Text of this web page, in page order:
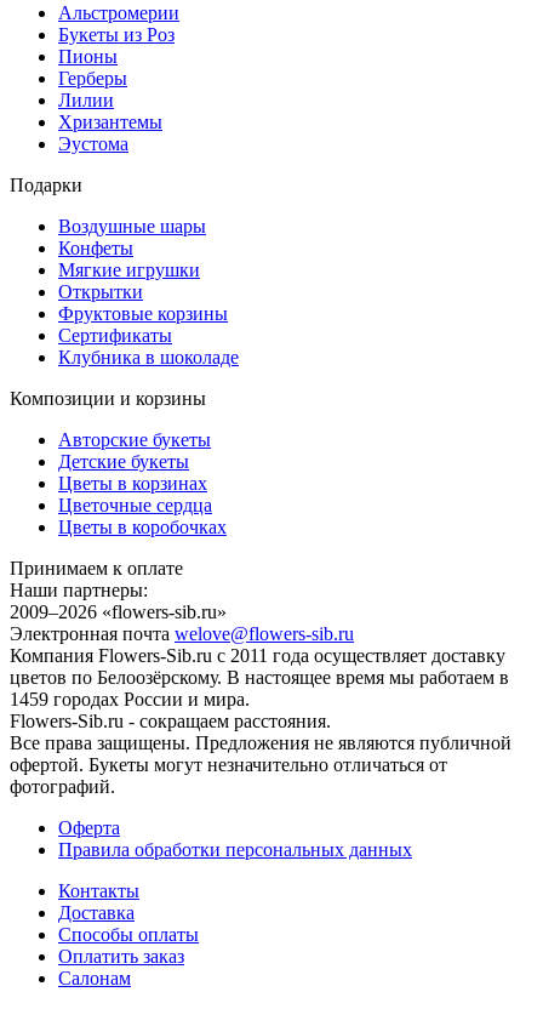
Альстромерии
Букеты из Роз
Пионы
Герберы
Лилии
Хризантемы
Эустома
Подарки
Воздушные шары
Конфеты
Мягкие игрушки
Открытки
Фруктовые корзины
Сертификаты
Клубника в шоколаде
Композиции и корзины
Авторские букеты
Детские букеты
Цветы в корзинах
Цветочные сердца
Цветы в коробочках
Принимаем к оплате
Наши партнеры:
2009–2026 «flowers-sib.ru»
Электронная почта welove@flowers-sib.ru
Компания Flowers-Sib.ru с 2011 года осуществляет доставку
цветов по Белоозёрскому. В настоящее время мы работаем в
1459 городах России и мира.
Flowers-Sib.ru - сокращаем расстояния.
Все права защищены. Предложения не являются публичной
офертой. Букеты могут незначительно отличаться от
фотографий.
Оферта
Правила обработки персональных данных
Контакты
Доставка
Способы оплаты
Оплатить заказ
Салонам